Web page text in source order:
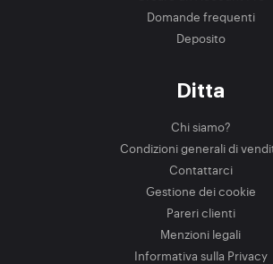
Domande frequenti
Deposito
Ditta
Chi siamo?
Condizioni generali di
Contattarci
Gestione dei cookie
Pareri clienti
Menzioni legali
Informativa sulla Privacy